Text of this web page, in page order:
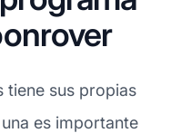
tiene sus propias
es importante